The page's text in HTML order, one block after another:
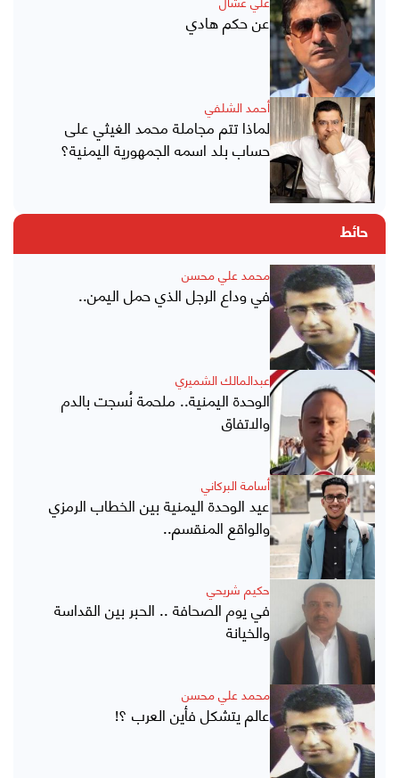
عن حكم هادي
أحمد الشلفي
لماذا تتم مجاملة محمد الغيثي على
حساب بلد اسمه الجمهورية اليمنية؟
حائط
محمد علي محسن
في وداع الرجل الذي حمل اليمن..
عبدالمالك الشميري
الوحدة اليمنية.. ملحمة نُسجت بالدم
والاتفاق
أسامة البركاني
عيد الوحدة اليمنية بين الخطاب الرمزي
والواقع المنقسم..
حكيم شريحي
في يوم الصحافة .. الحبر بين القداسة
والخيانة
محمد علي محسن
عالم يتشكل فأين العرب ؟!